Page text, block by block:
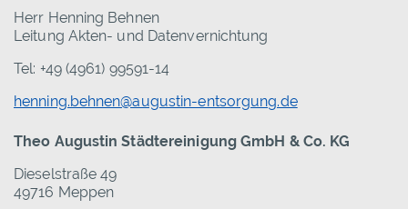
Herr Henning Behnen
Leitung Akten- und Datenvernichtung
Tel: +49 (4961) 99591-14
henning.behnen@augustin-entsorgung.de
Theo Augustin Städtereinigung GmbH & Co. KG
Dieselstraße 49
49716 Meppen